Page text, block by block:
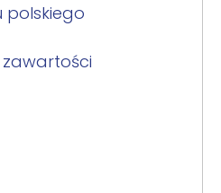
polskiego